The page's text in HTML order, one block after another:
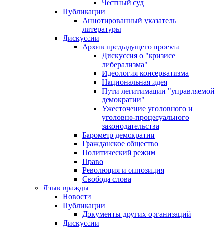
Честный суд
Публикации
Аннотированный указатель
литературы
Дискуссии
Архив предыдущего проекта
Дискуссия о "кризисе
либерализма"
Идеология консерватизма
Национальная идея
Пути легитимации "управляемой
демократии"
Ужесточение уголовного и
уголовно-процесуального
законодательства
Барометр демократии
Гражданское общество
Политический режим
Право
Революция и оппозиция
Свобода слова
Язык вражды
Новости
Публикации
Документы других организаций
Дискуссии